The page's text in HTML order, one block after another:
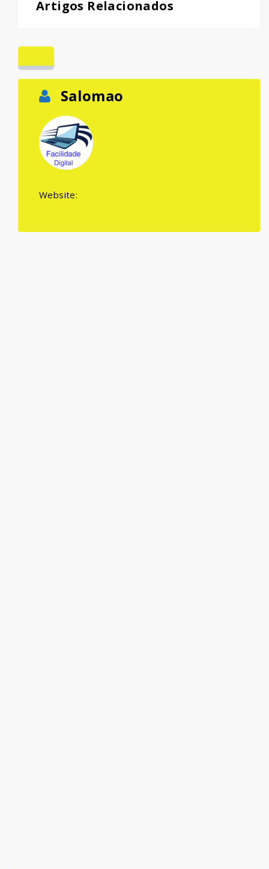
Artigos Relacionados
Salomao
Website: